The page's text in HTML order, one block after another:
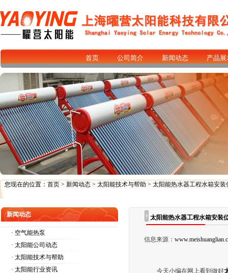
首页 公司简介 新闻动态 产品展
您现在的位置： 首页 > 新闻动态 > 太阳能技术与帮助 > 太阳能热水器工程水箱安装
新闻动态
· 空气能热泵
· 太阳能公司动态
· 太阳能技术与帮助
· 太阳能行业资讯
太阳能热水器工程水箱安装
信息来源：
今天小编在网上看到做好